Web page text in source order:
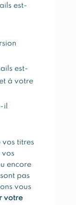
est-
est-
à votre
il
titres
vos
encore
pas
vous
votre